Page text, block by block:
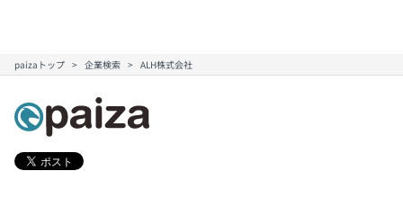
paizaトップ 企業検索 ALH株式会社